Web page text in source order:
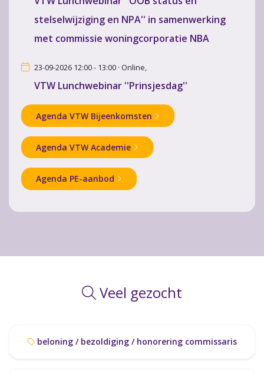
stelselwijziging en NPA'' in samenwerking
met commissie woningcorporatie NBA
23-09-2026 12:00 - 13:00 · Online,
VTW Lunchwebinar ''Prinsjesdag''
Agenda VTW Bijeenkomsten
Agenda VTW Academie
Agenda PE-aanbod
Veel gezocht
beloning / bezoldiging / honorering commissaris